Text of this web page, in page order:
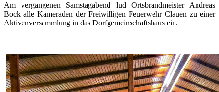
Am vergangenen Samstagabend lud Ortsbrandmeister Andreas
Bock alle Kameraden der Freiwilligen Feuerwehr Clauen zu einer
Aktivenversammlung in das Dorfgemeinschaftshaus ein.